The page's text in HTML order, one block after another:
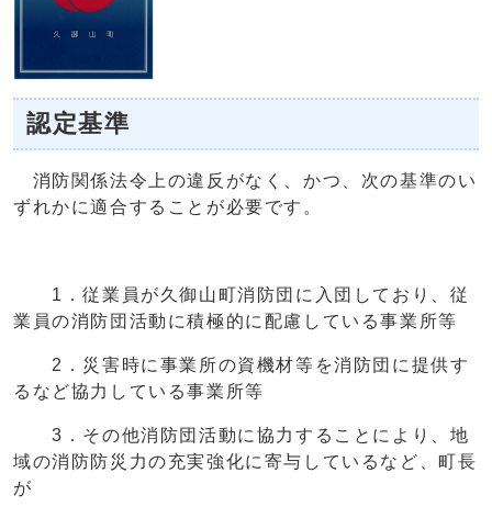
認定基準
消防関係法令上の違反がなく、かつ、次の基準のい
ずれかに適合することが必要です。
1．従業員が久御山町消防団に入団しており、従
業員の消防団活動に積極的に配慮している事業所等
2．災害時に事業所の資機材等を消防団に提供す
るなど協力している事業所等
3．その他消防団活動に協力することにより、地
域の消防防災力の充実強化に寄与しているなど、町長
が